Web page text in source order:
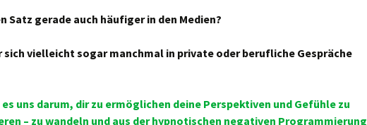
Satz gerade auch häufiger in den Medien?
sich vielleicht sogar manchmal in private oder berufliche Gespräche
uns darum, dir zu ermöglichen deine Perspektiven und Gefühle zu
– zu wandeln und aus der hypnotischen negativen Programmierung